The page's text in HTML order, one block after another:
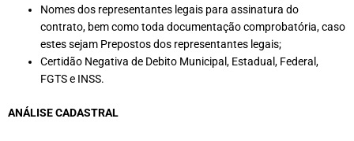
Nomes dos representantes legais para assinatura do
contrato, bem como toda documentação comprobatória, caso
estes sejam Prepostos dos representantes legais;
Certidão Negativa de Debito Municipal, Estadual, Federal,
FGTS e INSS.
ANÁLISE CADASTRAL